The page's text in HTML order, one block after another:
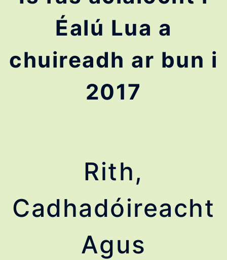
Éalú Lua a
chuireadh ar bun i
2017
Rith,
Cadhadóireacht
Agus